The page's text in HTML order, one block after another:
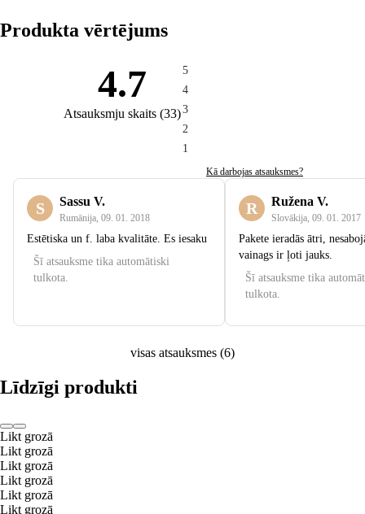
Produkta vērtējums
4.7
Atsauksmju skaits (33)
5
4
3
2
1
Kā darbojas atsauksmes?
S Sassu V.
Rumānija 09. 01. 2018
Estētiska un f. laba kvalitāte. Es iesaku
Šī atsauksme tika automātiski
tulkota.
R Ružena V.
Slovākija 09. 01. 2017
Pakete ieradās ātri,
vainags ir ļoti jauks.
Šī atsauksme tika
tulkota.
visas atsauksmes (6)
Līdzīgi produkti
Likt grozā
Likt grozā
Likt grozā
Likt grozā
Likt grozā
Likt grozā